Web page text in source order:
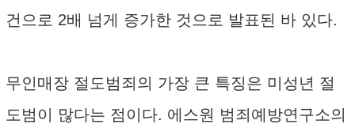
건으로 2배 넘게 증가한 것으로 발표된 바 있다.
무인매장 절도범죄의 가장 큰 특징은 미성년 절
도범이 많다는 점이다. 에스원 범죄예방연구소의